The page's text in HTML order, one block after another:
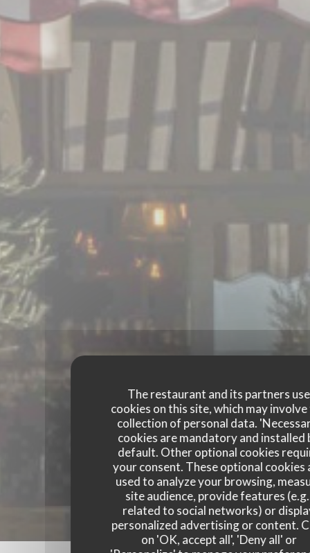
The restaurant and its partners use
cookies on this site, which may
collection of personal data.
cookies are mandatory and installed
default. Other optional cookies
your consent. These optional cookies
used to analyze your browsing,
site audience, provide features
related to social networks) or
personalized advertising or content.
on 'OK, accept all', 'Deny all' or